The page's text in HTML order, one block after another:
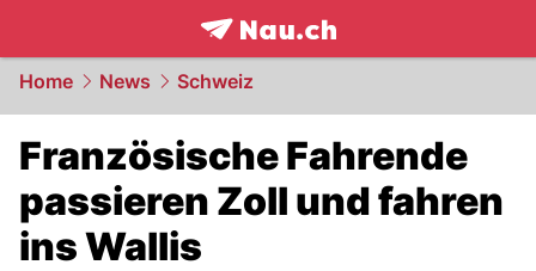
frontpage.NAU.ch
Home News Schweiz
Französische Fahrende
passieren Zoll und fahren
ins Wallis